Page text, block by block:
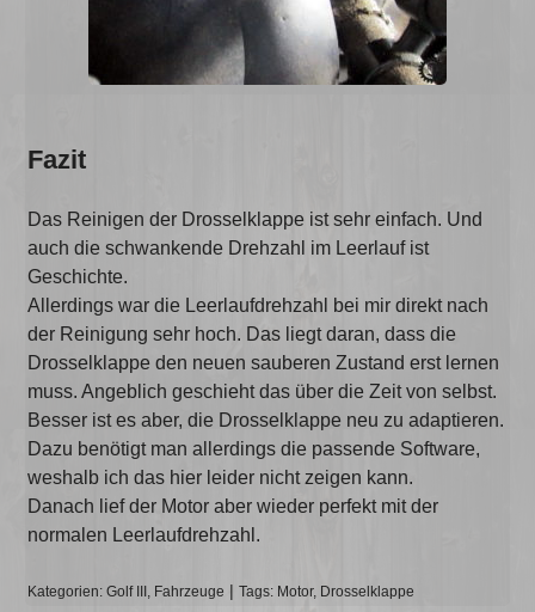
Fazit
Das Reinigen der Drosselklappe ist sehr einfach. Und
auch die schwankende Drehzahl im Leerlauf ist
Geschichte.
Allerdings war die Leerlaufdrehzahl bei mir direkt nach
der Reinigung sehr hoch. Das liegt daran, dass die
Drosselklappe den neuen sauberen Zustand erst lernen
muss. Angeblich geschieht das über die Zeit von selbst.
Besser ist es aber, die Drosselklappe neu zu adaptieren.
Dazu benötigt man allerdings die passende Software,
weshalb ich das hier leider nicht zeigen kann.
Danach lief der Motor aber wieder perfekt mit der
normalen Leerlaufdrehzahl.
Kategorien:Golf III, Fahrzeuge Tags: Motor, Drosselklappe